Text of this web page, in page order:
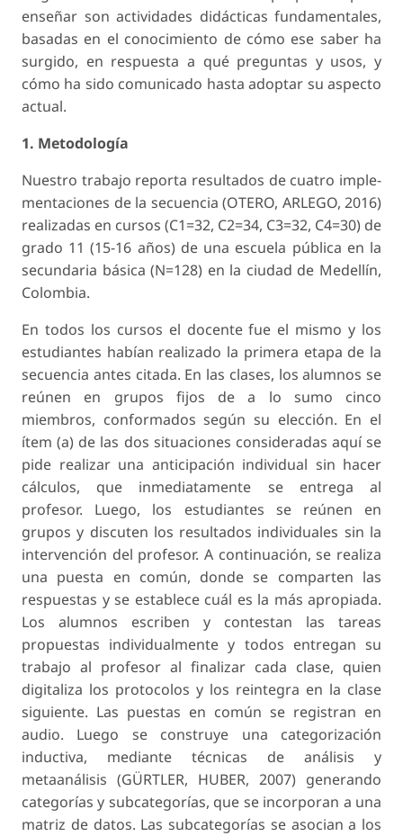
enseñar son actividades didácticas fundamentales,
basadas en el conocimiento de cómo ese saber ha
surgido, en respuesta a qué preguntas y usos, y
cómo ha sido comunicado hasta adoptar su aspecto
actual.
1. Metodología
Nuestro trabajo reporta resultados de cuatro imple­
mentaciones de la secuencia (OTERO, ARLEGO, 2016)
realizadas en cursos (C1=32, C2=34, C3=32, C4=30) de
grado 11 (15-16 años) de una escuela pública en la
secundaria básica (N=128) en la ciu­dad de Medellín,
Colombia.
En todos los cursos el docente fue el mismo y los
estudiantes habían realizado la primera etapa de la
secuencia antes citada. En las clases, los alum­nos se
reúnen en grupos fijos de a lo sumo cinco
miembros, conformados según su elección. En el
ítem (a) de las dos situaciones consideradas aquí se
pide realizar una anticipación individual sin hacer
cálculos, que inmediatamente se entrega al
profesor. Luego, los estudiantes se reúnen en
grupos y discu­ten los resultados individuales sin la
intervención del profesor. A continuación, se realiza
una puesta en común, donde se comparten las
respuestas y se establece cuál es la más apropiada.
Los alumnos escriben y contestan las tareas
propuestas indivi­dualmente y todos entregan su
trabajo al profesor al finalizar cada clase, quien
digitaliza los protocolos y los reintegra en la clase
siguiente. Las puestas en común se registran en
audio. Luego se construye una categorización
inductiva, mediante técnicas de análisis y
metaanálisis (GÜRTLER, HUBER, 2007) generando
categorías y subcategorías, que se in­corporan a una
matriz de datos. Las subcategorías se asocian a los